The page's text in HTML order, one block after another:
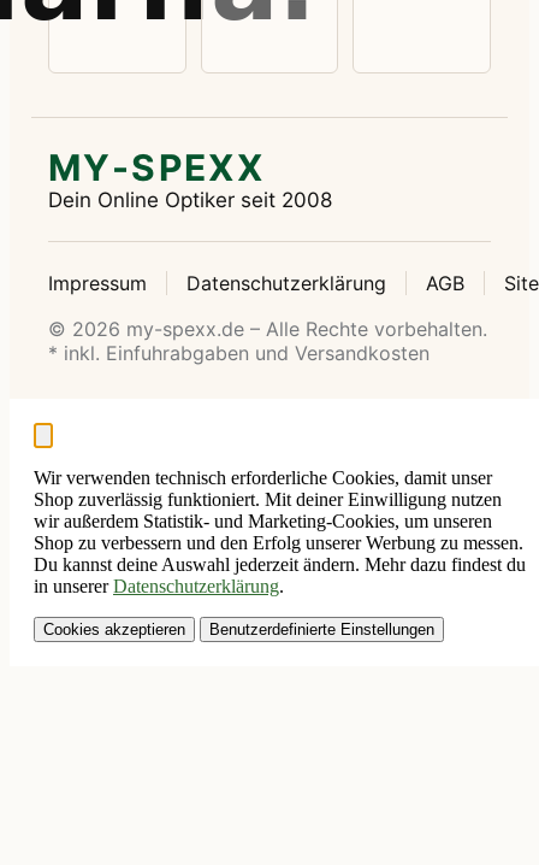
MY-SPEXX
Dein Online Optiker seit 2008
Impressum Datenschutzerklärung AGB
© 2026 my-spexx.de – Alle Rechte vorbehalten.
* inkl. Einfuhrabgaben und Versandkosten
Wir verwenden technisch erforderliche Cookies, damit unser
Shop zuverlässig funktioniert. Mit deiner Einwilligung nutzen
wir außerdem Statistik- und Marketing-Cookies, um unseren
Shop zu verbessern und den Erfolg unserer Werbung zu messen.
Du kannst deine Auswahl jederzeit ändern. Mehr dazu findest du
in unsererDatenschutzerklärung.
Cookies akzeptieren Benutzerdefinierte Einstellungen